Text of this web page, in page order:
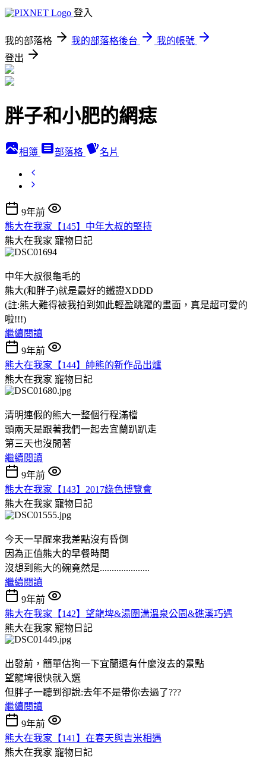
登入
我的部落格 我的部落格後台
我的帳號
登出
胖子和小肥的網痣
相簿 部落格 名片
9年前
熊大在我家【145】中年大叔的堅持
熊大在我家 寵物日記
中年大叔很龜毛的
熊大(和胖子)就是最好的鐵證XDDD
(註:熊大難得被我拍到如此輕盈跳躍的畫面，真是超可愛的
啦!!!)
繼續閱讀
9年前
熊大在我家【144】帥熊的新作品出爐
熊大在我家 寵物日記
清明連假的熊大一整個行程滿檔
頭兩天是跟著我們一起去宜蘭趴趴走
第三天也沒閒著
繼續閱讀
9年前
熊大在我家【143】2017綠色博覽會
熊大在我家 寵物日記
今天一早醒來我差點沒有昏倒
因為正值熊大的早餐時間
沒想到熊大的碗竟然是.....................
繼續閱讀
9年前
熊大在我家【142】望龍埤&湯圍溝溫泉公園&礁溪巧遇
熊大在我家 寵物日記
出發前，簡單估狗一下宜蘭還有什麼沒去的景點
望龍埤很快就入選
但胖子一聽到卻說:去年不是帶你去過了???
繼續閱讀
9年前
熊大在我家【141】在春天與吉米相遇
熊大在我家 寵物日記